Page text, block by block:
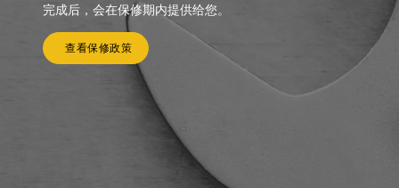
完成后，会在保修期内提供给您。
查看保修政策